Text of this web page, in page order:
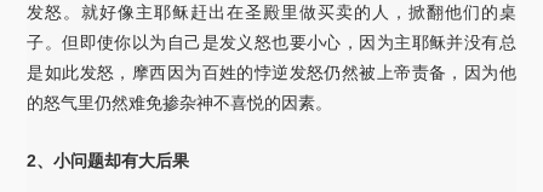
发怒。就好像主耶稣赶出在圣殿里做买卖的人，掀翻他们的桌
子。但即使你以为自己是发义怒也要小心，因为主耶稣并没有总
是如此发怒，摩西因为百姓的悖逆发怒仍然被上帝责备，因为他
的怒气里仍然难免掺杂神不喜悦的因素。
2、小问题却有大后果